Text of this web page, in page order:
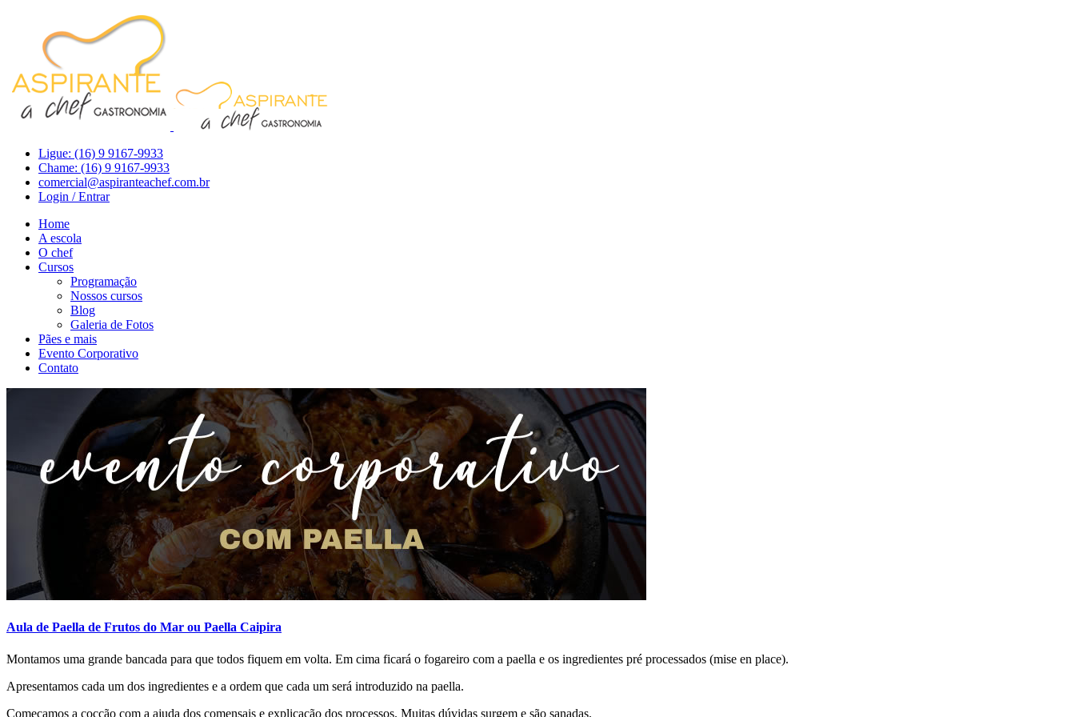
Ligue: (16) 9 9167-9933
Chame: (16) 9 9167-9933
comercial@aspiranteachef.com.br
Login / Entrar
Home
A escola
O chef
Cursos
Programação
Nossos cursos
Blog
Galeria de Fotos
Pães e mais
Evento Corporativo
Contato
Aula de Paella de Frutos do Mar ou Paella Caipira
Montamos uma grande bancada para que todos fiquem em volta. Em cima ficará o fogareiro com a paella e os ingredientes pré processados (mise en place).
Apresentamos cada um dos ingredientes e a ordem que cada um será introduzido na paella.
Começamos a cocção com a ajuda dos comensais e explicação dos processos. Muitas dúvidas surgem e são sanadas.